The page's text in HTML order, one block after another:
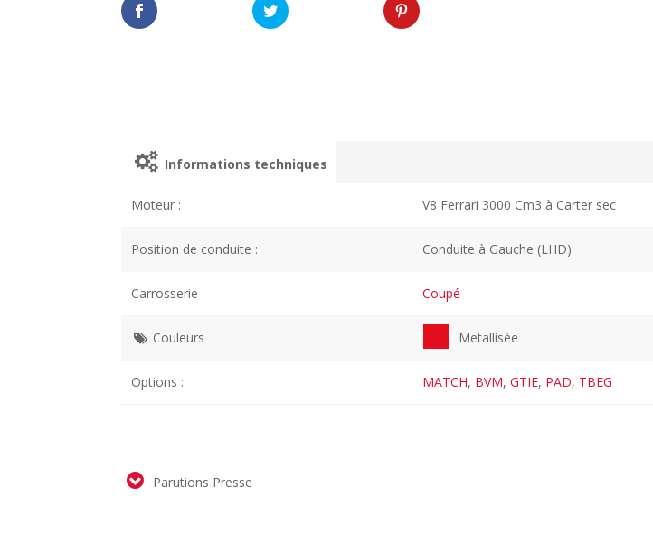
Informations techniques
Moteur : V8 Ferrari 3000 Cm3 à Carter sec
Position de conduite : Conduite à Gauche (LHD)
Carrosserie : Coupé
Couleurs Metallisée
Options : MATCH, BVM,GTIE, PAD, TBEG
Parutions Presse